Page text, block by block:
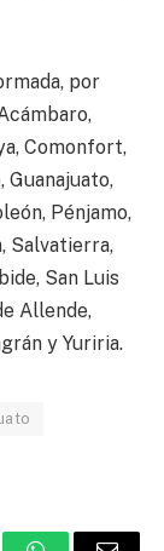
por
Comonfort,
Pénjamo,
Salvatierra,
San Luis
Allende,
y Yuriria.